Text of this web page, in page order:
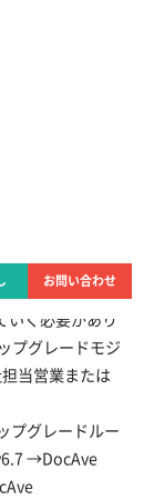
お問い合わせ
再起動およ
）が発生しま
要となりま
望のお客様
慮しておりま
る SharePoint
ザーガイドを
ョンの差異が大
いく必要があり
プグレードモジ
当営業または
プグレードルー
→DocAve